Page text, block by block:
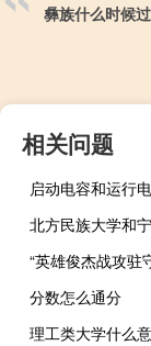
彝族什么时候
相关问题
分数怎么通分
理工类大学什么